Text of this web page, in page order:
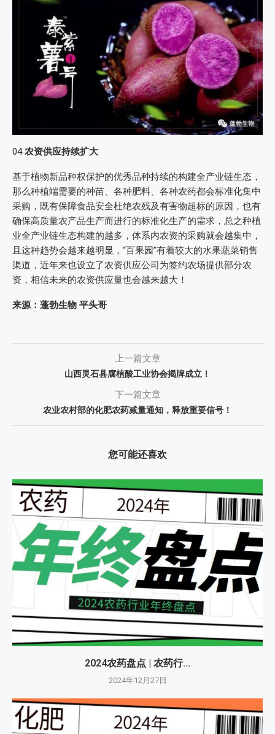
04农资供应持续扩大
基于植物新品种权保护的优秀品种持续的构建全产业链生态，
那么种植端需要的种苗、各种肥料、各种农药都会标准化集中
采购，既有保障食品安全杜绝农残及有害物超标的原因，也有
确保高质量农产品生产而进行的标准化生产的需求，总之种植
业全产业链生态构建的越多，体系内农资的采购就会越集中，
且这种趋势会越来越明显，“百果园”有着较大的水果蔬菜销售
渠道，近年来也设立了农资供应公司为签约农场提供部分农
资，相信未来的农资供应量也会越来越大！
来源：蓬勃生物 平头哥
上一篇文章
山西灵石县腐植酸工业协会揭牌成立！
下一篇文章
农业农村部的化肥农药减量通知，释放重要信号！
您可能还喜欢
2024农药盘点 | 农药行...
2024年12月27日